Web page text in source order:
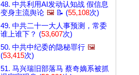
48. 中共利用AI发动认知战 假信息
变身主流舆论 🖼️ 📝 (55,108次)
49. 中共二十一大人事预测，常委
谁上谁下？ (53,607次)
50. 中共中纪委的隐秘罪行 🖼️
(53,415次)
51. 马兴瑞旧部落马 蔡奇嫡系被抓